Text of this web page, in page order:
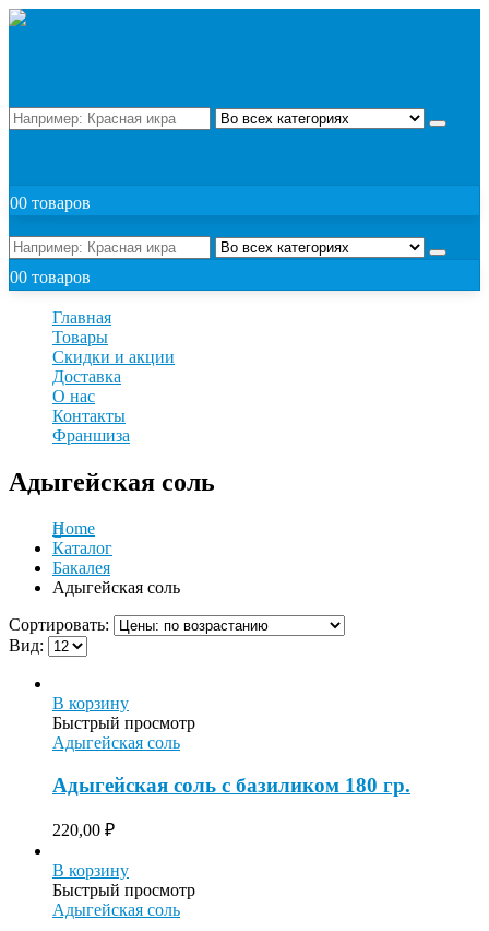
00 товаров
00 товаров
Главная
Товары
Скидки и акции
Доставка
О нас
Контакты
Франшиза
Адыгейская соль
Home
Каталог
Бакалея
Адыгейская соль
Сортировать:
Вид:
В корзину
Быстрый просмотр
Адыгейская соль
Адыгейская соль с базиликом 180 гр.
220,00 ₽
В корзину
Быстрый просмотр
Адыгейская соль